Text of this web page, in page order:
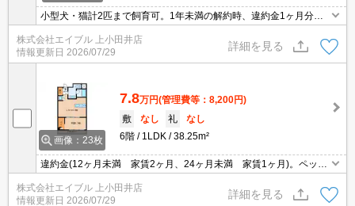
小型犬・猫計2匹まで飼育可。1年未満の解約時、違約金1ヶ月分発
生。
株式会社エイブル 上小田井店
情報更新日 2026/07/29
詳細を見る
画像：23枚
7.8万円(管理費等：8,200円)
敷
なし 礼
なし
6階
1LDK 38.25m²
違約金(12ヶ月未満 家賃2ヶ月、24ヶ月未満 家賃1ヶ月)。ペット
応相談。ウォークインクローゼット付き。
株式会社エイブル 上小田井店
情報更新日 2026/07/29
詳細を見る